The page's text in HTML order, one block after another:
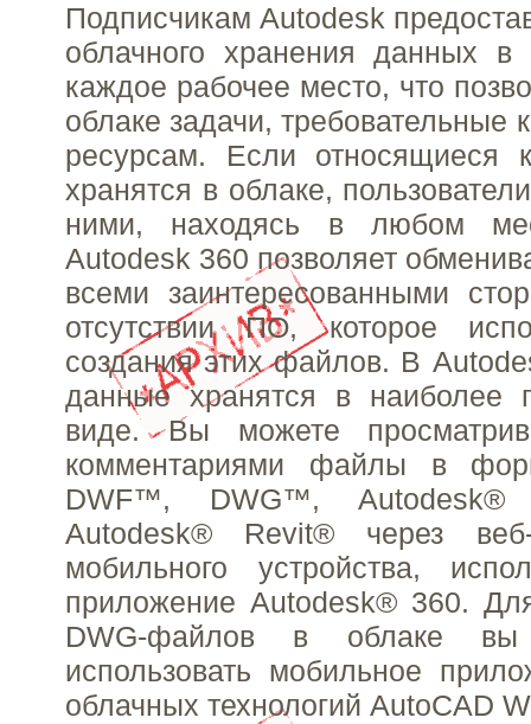
Подписчикам Autodesk
облачного хранения данных
каждое рабочее место, что
облаке задачи, требовательные
ресурсам. Если относящиеся
хранятся в облаке,
ними, находясь в любом
Autodesk 360 позволяет
всеми заинтересованными
отсутствии ПО, которое
создания этих файлов. В
данные хранятся в наиболее
виде. Вы можете
комментариями файлы в
DWF™, DWG™, Autodesk®
Autodesk® Revit® через
мобильного устройства,
приложение Autodesk® 360.
DWG-файлов в облаке
использовать мобильное
облачных технологий AutoCAD